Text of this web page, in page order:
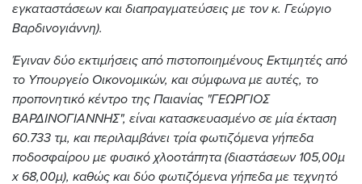
εγκαταστάσεων και διαπραγματεύσεις με τον κ. Γεώργιο
Βαρδινογιάννη).
Έγιναν δύο εκτιμήσεις από πιστοποιημένους Εκτιμητές από
το Υπουργείο Οικονομικών, και σύμφωνα με αυτές, το
προπονητικό κέντρο της Παιανίας "ΓΕΩΡΓΙΟΣ
ΒΑΡΔΙΝΟΓΙΑΝΝΗΣ", είναι κατασκευασμένο σε μία έκταση
60.733 τμ, και περιλαμβάνει τρία φωτιζόμενα γήπεδα
ποδοσφαίρου με φυσικό χλοοτάπητα (διαστάσεων 105,00μ
x 68,00μ), καθώς και δύο φωτιζόμενα γήπεδα με τεχνητό